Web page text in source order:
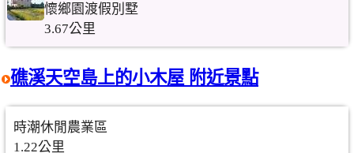
懷鄉園渡假別墅
3.67公里
礁溪天空島上的小木屋 附近景點
時潮休閒農業區
1.22公里